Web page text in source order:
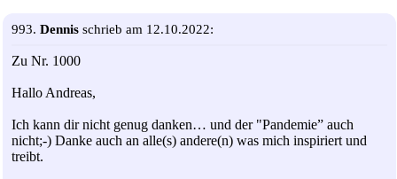
993. Dennis schrieb am 12.10.2022:
Zu Nr. 1000
Hallo Andreas,
Ich kann dir nicht genug danken… und der "Pandemie” auch
nicht;-) Danke auch an alle(s) andere(n) was mich inspiriert und
treibt.